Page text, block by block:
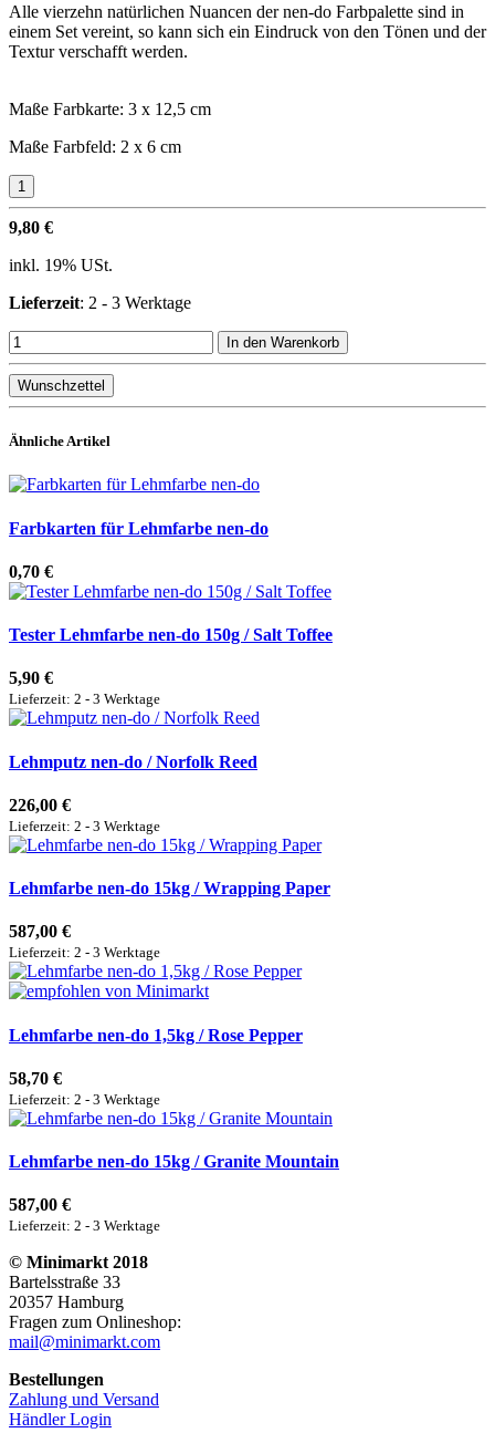
Alle vierzehn natürlichen Nuancen der nen-do Farbpalette sind in
einem Set vereint, so kann sich ein Eindruck von den Tönen und der
Textur verschafft werden.
Maße Farbkarte: 3 x 12,5 cm
Maße Farbfeld: 2 x 6 cm
9,80 €
inkl. 19% USt.
Lieferzeit: 2 - 3 Werktage
In den Warenkorb
Wunschzettel
Ähnliche Artikel
Farbkarten für Lehmfarbe nen-do
0,70 €
Tester Lehmfarbe nen-do 150g / Salt Toffee
5,90 €
Lieferzeit: 2 - 3 Werktage
Lehmputz nen-do / Norfolk Reed
226,00 €
Lieferzeit: 2 - 3 Werktage
Lehmfarbe nen-do 15kg / Wrapping Paper
587,00 €
Lieferzeit: 2 - 3 Werktage
Lehmfarbe nen-do 1,5kg / Rose Pepper
58,70 €
Lieferzeit: 2 - 3 Werktage
Lehmfarbe nen-do 15kg / Granite Mountain
587,00 €
Lieferzeit: 2 - 3 Werktage
© Minimarkt 2018
Bartelsstraße 33
20357 Hamburg
Fragen zum Onlineshop:
mail@minimarkt.com
Bestellungen
Zahlung und Versand
Händler Login